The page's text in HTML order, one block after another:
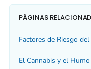
PÁGINAS
Factores de Riesgo
El Cannabis y el